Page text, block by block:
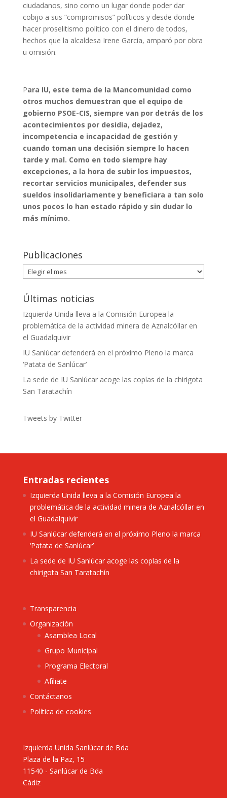
ciudadanos, sino como un lugar donde poder dar
cobijo a sus “compromisos” políticos y desde donde
hacer proselitismo político con el dinero de todos,
hechos que la alcaldesa Irene García, amparó por obra
u omisión.
Para IU, este tema de la Mancomunidad como
otros muchos demuestran que el equipo de
gobierno PSOE-CIS, siempre van por detrás de los
acontecimientos por desidia, dejadez,
incompetencia e incapacidad de gestión y
cuando toman una decisión siempre lo hacen
tarde y mal. Como en todo siempre hay
excepciones, a la hora de subir los impuestos,
recortar servicios municipales, defender sus
sueldos insolidariamente y beneficiara a tan solo
unos pocos lo han estado rápido y sin dudar lo
más mínimo.
Publicaciones
Publicaciones
Últimas noticias
Izquierda Unida lleva a la Comisión Europea la
problemática de la actividad minera de Aznalcóllar en
el Guadalquivir
IU Sanlúcar defenderá en el próximo Pleno la marca
‘Patata de Sanlúcar’
La sede de IU Sanlúcar acoge las coplas de la chirigota
San Taratachín
Tweets by Twitter
Entradas recientes
Izquierda Unida lleva a la Comisión Europea la
problemática de la actividad minera de Aznalcóllar en
el Guadalquivir
IU Sanlúcar defenderá en el próximo Pleno la marca
‘Patata de Sanlúcar’
La sede de IU Sanlúcar acoge las coplas de la
chirigota San Taratachín
Transparencia
Organización
Asamblea Local
Grupo Municipal
Programa Electoral
Afíliate
Contáctanos
Política de cookies
Izquierda Unida Sanlúcar de Bda
Plaza de la Paz, 15
11540 - Sanlúcar de Bda
Cádiz